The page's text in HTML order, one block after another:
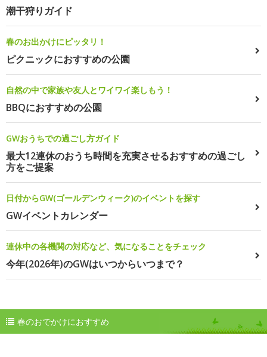
潮干狩りガイド
春のお出かけにピッタリ！
ピクニックにおすすめの公園
自然の中で家族や友人とワイワイ楽しもう！
BBQにおすすめの公園
GWおうちでの過ごし方ガイド
最大12連休のおうち時間を充実させるおすすめの過ごし
方をご提案
日付からGW(ゴールデンウィーク)のイベントを探す
GWイベントカレンダー
連休中の各機関の対応など、気になることをチェック
今年(2026年)のGWはいつからいつまで？
春のおでかけにおすすめ